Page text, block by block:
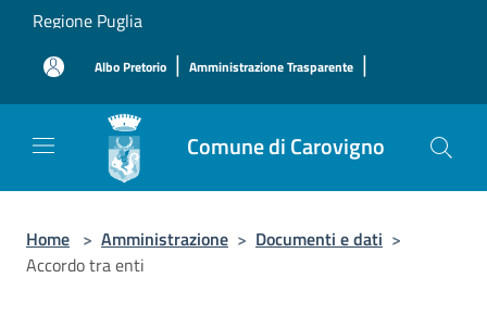
Salta al contenuto principale
Regione Puglia
Albo Pretorio | Amministrazione Trasparente |
Comune di Carovigno
Home > Amministrazione > Documenti e dati >
Accordo tra enti